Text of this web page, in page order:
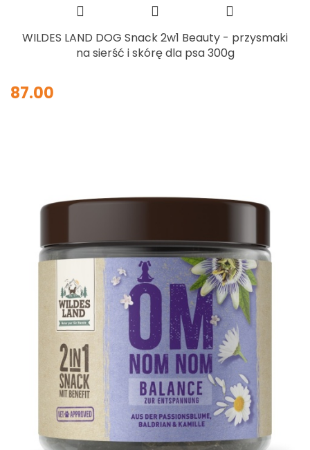
WILDES LAND DOG Snack 2w1 Beauty - przysmaki
na sierść i skórę dla psa 300g
87.00